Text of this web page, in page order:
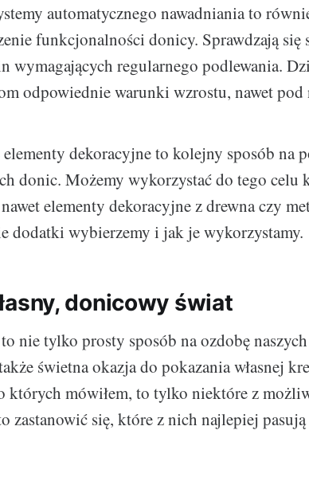
automatycznego nawadniania to
funkcjonalności donicy. Sprawdzają się
wymagających regularnego podlewania.
odpowiednie warunki wzrostu, nawet pod
elementy dekoracyjne to kolejny sposób na
donic. Możemy wykorzystać do tego celu
elementy dekoracyjne z drewna czy
dodatki wybierzemy i jak je wykorzystamy.
donicowy świat
nie tylko prosty sposób na ozdobę
świetna okazja do pokazania własnej
których mówiłem, to tylko niektóre z
zastanowić się, które z nich najlepiej pasują